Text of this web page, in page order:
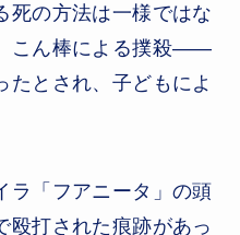
死の方法は一様ではな
こん棒による撲殺——
たとされ、子どもによ
ラ「フアニータ」の頭
殴打された痕跡があっ